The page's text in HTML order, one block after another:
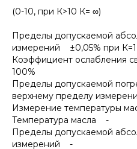
(0-10, при К>10 К= ∞)
Пределы допускаемой
измерений ±0,05% при
Коэффициент ослабления
100%
Пределы допускаемой
верхнему пределу
Измерение температуры
Температура масла -
Пределы допускаемой
измерений -